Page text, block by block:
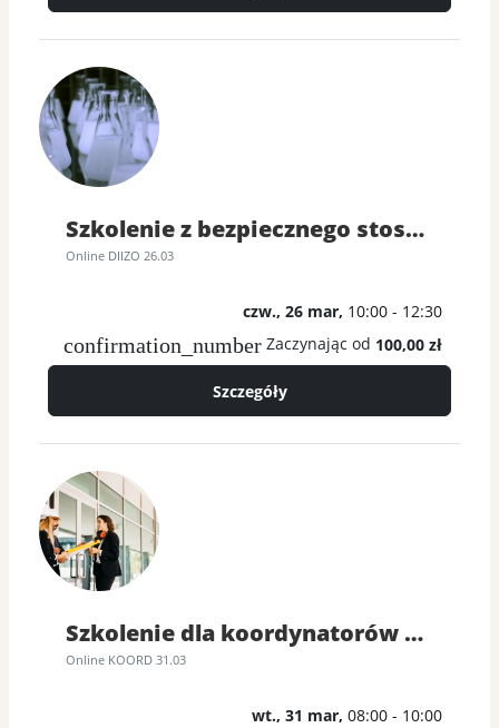
Szkolenie z bezpiecznego stosowania diizocyjanianów
Online DIIZO 26.03
czw., 26 mar, 10:00 - 12:30
confirmation_number Zaczynając od 100,00 zł
Szczegóły
Szkolenie dla koordynatorów BHP dla prowadzonych prac przez podwykonawców
Online KOORD 31.03
wt., 31 mar, 08:00 - 10:00